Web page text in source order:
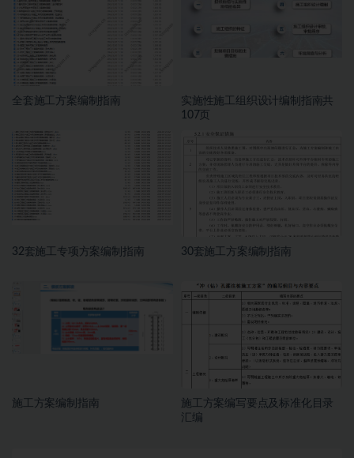
全套施工方案编制指南
实施性施工组织设计编制指南共
107页
32套施工专项方案编制指南 30套施工方案编制指南
施工方案编制指南
施工方案编写要点及标准化目录
汇编